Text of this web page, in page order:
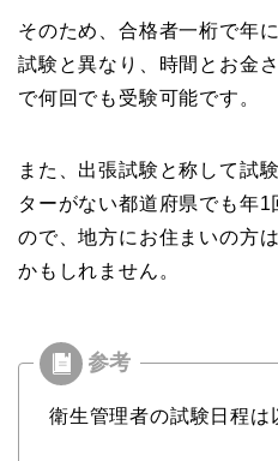
そのため、合格者一桁で年
試験と異なり、時間とお金
で何回でも受験可能です。
また、出張試験と称して試
ターがない都道府県でも年
ので、地方にお住まいの方
かもしれません。
衛生管理者の試験日程は